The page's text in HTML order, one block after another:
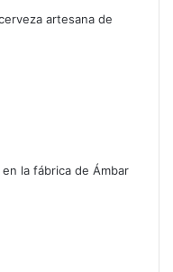
artesana de
la fábrica de Ámbar